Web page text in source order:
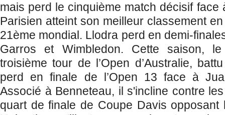
mais perd le cinquième match décisif face
Parisien atteint son meilleur classement
21ème mondial. Llodra perd en demi-
Garros et Wimbledon. Cette saison,
troisième tour de l’Open d’Australie,
perd en finale de l’Open 13 face à
Associé à Benneteau, il s'incline contre
quart de finale de Coupe Davis opposant